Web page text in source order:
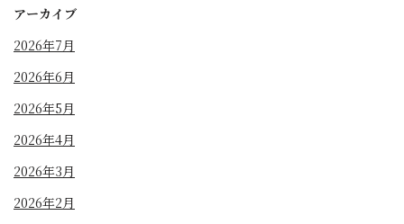
アーカイブ
2026年7月
2026年6月
2026年5月
2026年4月
2026年3月
2026年2月